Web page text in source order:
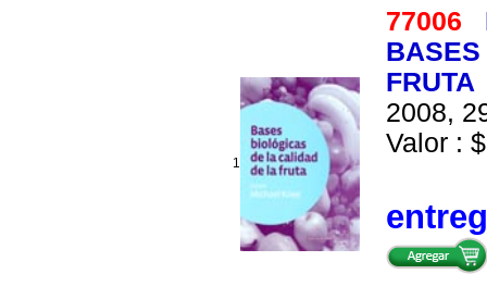
1
77006
BASES
FRUTA
2008,
Valor :